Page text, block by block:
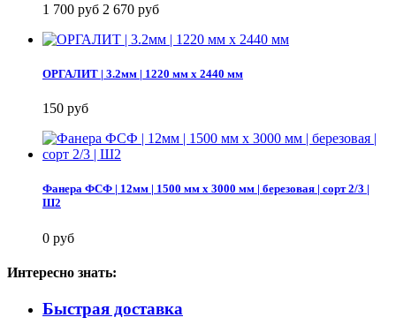
1 700 руб 2 670 руб
ОРГАЛИТ | 3.2мм | 1220 мм х 2440 мм
150 руб
Фанера ФСФ | 12мм | 1500 мм х 3000 мм | березовая | сорт 2/3 |
Ш2
0 руб
Интересно знать:
Быстрая доставка